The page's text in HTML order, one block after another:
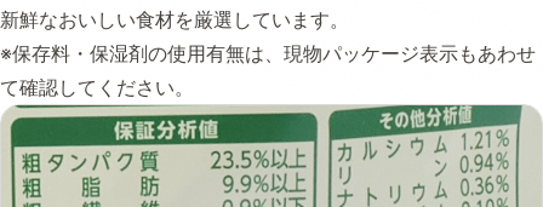
新鮮なおいしい食材を厳選しています。
※保存料・保湿剤の使用有無は、現物パッケージ表示もあわせ
て確認してください。